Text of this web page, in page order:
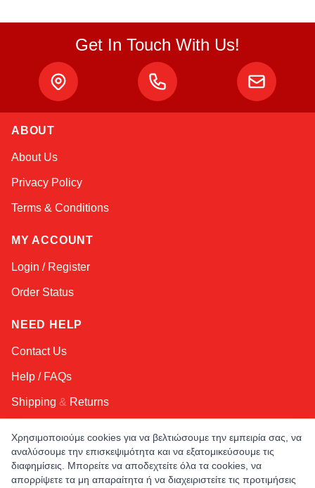
Get In Touch With Us!
ABOUT
About Us
Privacy Policy
Terms & Conditions
MY ACCOUNT
Login / Register
Order Status
NEED HELP
Contact Us
Help / FAQs
Shipping & Returns
KEEP IN TOUCH!
Email Address
Χρησιμοποιούμε cookies για να βελτιώσουμε την εμπειρία σας, να
αναλύσουμε την επισκεψιμότητα και να εξατομικεύσουμε τις
διαφημίσεις. Μπορείτε να αποδεχτείτε όλα τα cookies, να
απορρίψετε τα μη απαραίτητα ή να διαχειριστείτε τις προτιμήσεις